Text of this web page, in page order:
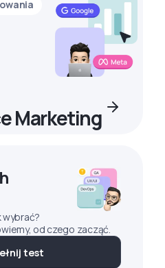
Marketing
wybrać?
od czego zacząć.
test